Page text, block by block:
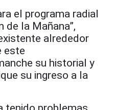
el programa radial
de la Mañana”,
alrededor
este
su historial y
su ingreso a la